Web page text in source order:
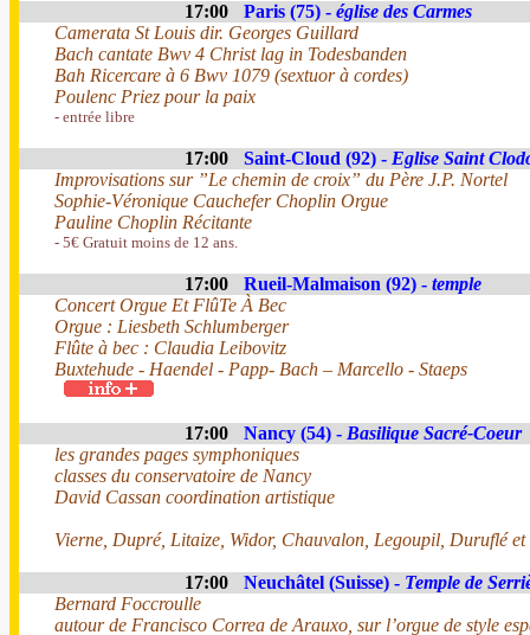
17:00 Paris (75) - église des Carmes
Camerata St Louis dir. Georges Guillard
Bach cantate Bwv 4 Christ lag in Todesbanden
Bah Ricercare à 6 Bwv 1079 (sextuor à cordes)
Poulenc Priez pour la paix
- entrée libre
17:00 Saint-Cloud (92) - Eglise Saint
Improvisations sur ”Le chemin de croix” du Père J.P. Nortel
Sophie-Véronique Cauchefer Choplin Orgue
Pauline Choplin Récitante
- 5€ Gratuit moins de 12 ans.
17:00 Rueil-Malmaison (92) - temple
Concert Orgue Et FlûTe À Bec
Orgue : Liesbeth Schlumberger
Flûte à bec : Claudia Leibovitz
Buxtehude - Haendel - Papp- Bach – Marcello - Staeps
17:00 Nancy (54) - Basilique Sacré-Coeur
les grandes pages symphoniques
classes du conservatoire de Nancy
David Cassan coordination artistique
Vierne, Dupré, Litaize, Widor, Chauvalon, Legoupil, Duruflé et
17:00 Neuchâtel (Suisse) - Temple de
Bernard Foccroulle
autour de Francisco Correa de Arauxo, sur l’orgue de style